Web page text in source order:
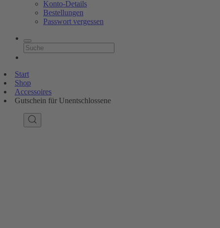
Konto-Details
Bestellungen
Passwort vergessen
Start
Shop
Accessoires
Gutschein für Unentschlossene